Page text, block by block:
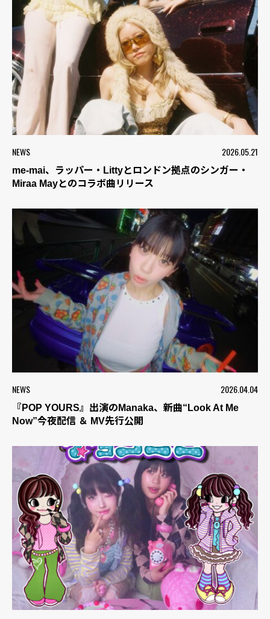
NEWS 2026.05.21
me-mai、ラッパー・Littyとロンドン拠点のシンガー・
Miraa Mayとのコラボ曲リリース
NEWS 2026.04.04
『POP YOURS』出演のManaka、新曲“Look At Me
Now”今夜配信 ＆ MV先行公開